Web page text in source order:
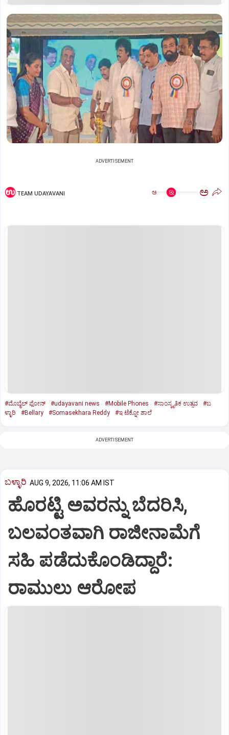
ADVERTISEMENT
TEAM UDAYAVANI ಅ ಅ
#ಮೊಬೈಲ್‌ ಫೋನ್‌ #udayavani news #Mobile Phones #ಸಾಂಸ್ಕೃತಿಕ ಉತ್ಸವ
#ಬ
ಳ್ಳಾರಿ
#Bellary #Somasekhara Reddy #ಇ ಟೆಕ್ನೋ ಶಾಲೆ
ADVERTISEMENT
ಬಳ್ಳಾರಿ AUG 9, 2026, 11:06 AM IST
ಹೊರಟ್ಟಿ ಅವರನ್ನು ಬೆದರಿಸಿ,
ಬಲವಂತವಾಗಿ ರಾಜೀನಾಮೆಗೆ
ಸಹಿ ಪಡೆದುಕೊಂಡಿದ್ದಾರೆ:
ರಾಮುಲು ಆರೋಪ